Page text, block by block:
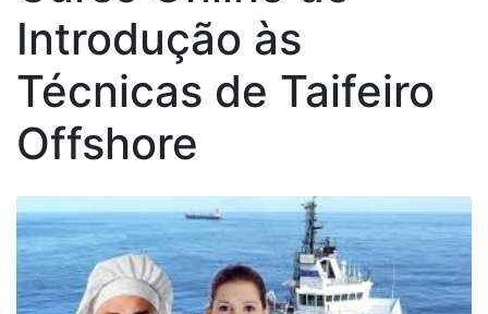
Introdução às
Técnicas de Taifeiro
Offshore